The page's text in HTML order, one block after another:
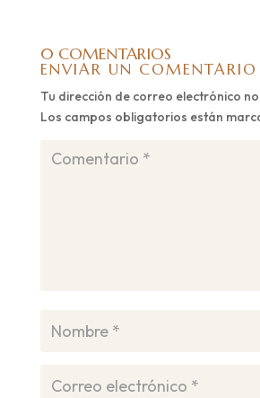
0 COMENTARIOS
ENVIAR UN COMENTARIO
Tu dirección de correo electrónico
Los campos obligatorios están